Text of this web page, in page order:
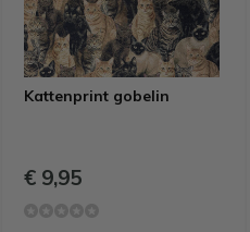
Kattenprint gobelin
€ 9,95